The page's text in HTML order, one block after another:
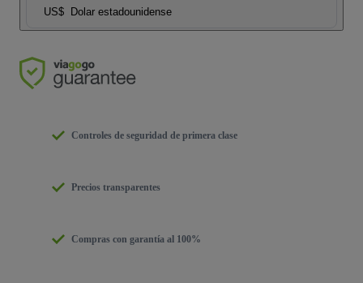
US$ Dolar estadounidense
Controles de seguridad de primera clase
Precios transparentes
Compras con garantía al 100%